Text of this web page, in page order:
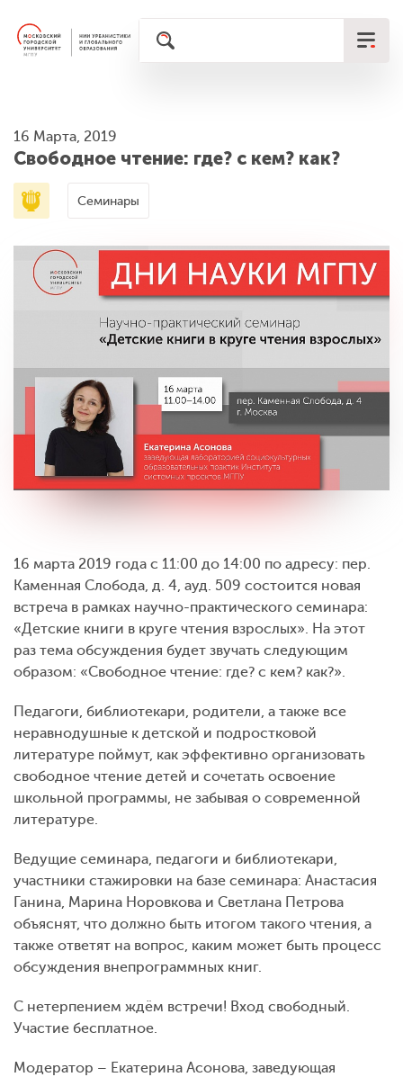
16 Марта, 2019
Свободное чтение: где? с кем? как?
Семинары
16 марта 2019 года с 11:00 до 14:00 по адресу: пер.
Каменная Слобода, д. 4, ауд. 509 состоится новая
встреча в рамках научно-практического семинара:
«Детские книги в круге чтения взрослых». На этот
раз тема обсуждения будет звучать следующим
образом: «Свободное чтение: где? с кем? как?».
Педагоги, библиотекари, родители, а также все
неравнодушные к детской и подростковой
литературе поймут, как эффективно организовать
свободное чтение детей и сочетать освоение
школьной программы, не забывая о современной
литературе.
Ведущие семинара, педагоги и библиотекари,
участники стажировки на базе семинара: Анастасия
Ганина, Марина Норовкова и Светлана Петрова
объяснят, что должно быть итогом такого чтения, а
также ответят на вопрос, каким может быть процесс
обсуждения внепрограммных книг.
С нетерпением ждём встречи! Вход свободный.
Участие бесплатное.
Модератор – Екатерина Асонова, заведующая